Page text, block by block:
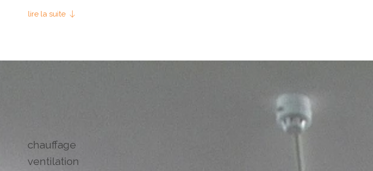
lire la suite
chauffage
ventilation